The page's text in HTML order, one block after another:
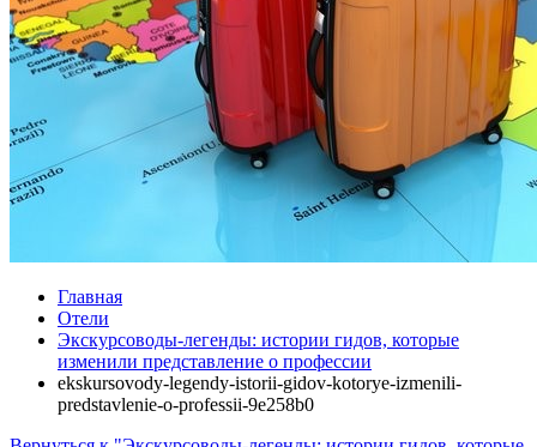
Главная
Отели
Экскурсоводы-легенды: истории гидов, которые
изменили представление о профессии
ekskursovody-legendy-istorii-gidov-kotorye-izmenili-
predstavlenie-o-professii-9e258b0